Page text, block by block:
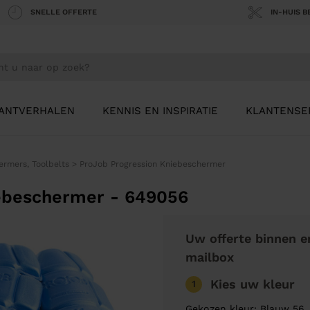
SNELLE OFFERTE IN-HUIS
KENNIS EN INSPIRATIE
Toolbelts > ProJob Progression Kniebeschermer
- 649056
Uw offerte binnen
mailbox
1 Kies uw kleur